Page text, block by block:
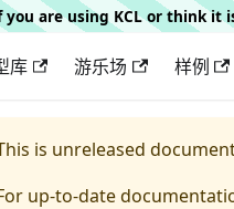
you are using KCL or think
库 游乐场 样例
is unreleased
up-to-date